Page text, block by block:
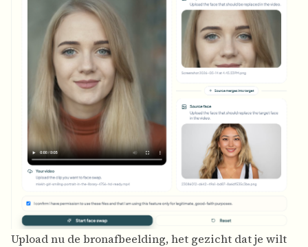
Upload nu de bronafbeelding, het gezicht dat je wilt